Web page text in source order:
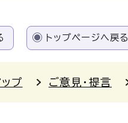
トップページへ戻る
ップ ご意見・提言